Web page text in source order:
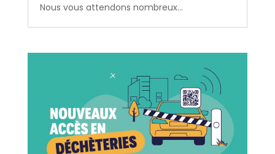
Nous vous attendons nombreux...